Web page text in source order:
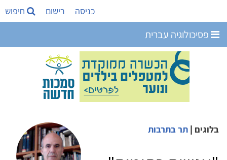
כניסה רישום חיפוש
פסיכולוגיה עברית
בלוגים | תר בתרבות